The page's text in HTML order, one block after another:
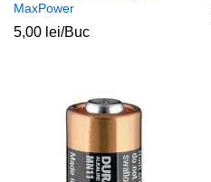
MaxPower
5,00 lei/Buc